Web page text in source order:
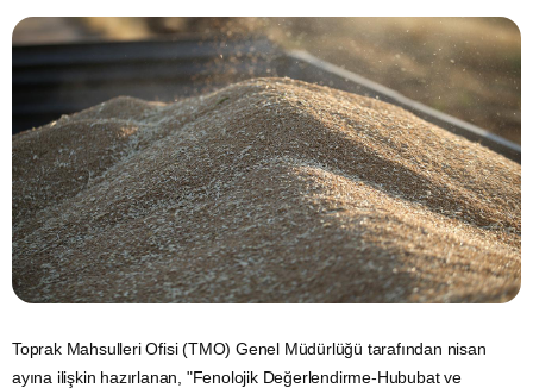
Toprak Mahsulleri Ofisi (TMO) Genel Müdürlüğü tarafından nisan
ayına ilişkin hazırlanan, "Fenolojik Değerlendirme-Hububat ve